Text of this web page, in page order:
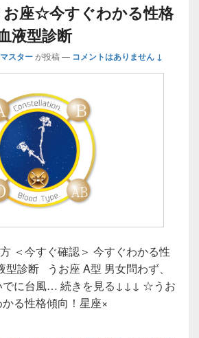
座☆今すぐわかる性格
液型診断
スターが投稿 — コメントはありません ↓
＜今すぐ確認＞ 今すぐわかる性
型診断 うお座 A型 男女問わず、
でに台風… 続きを見る↓↓↓ ☆うお
る性格傾向！星座×
別うお座☆今すぐわかる性格傾向！